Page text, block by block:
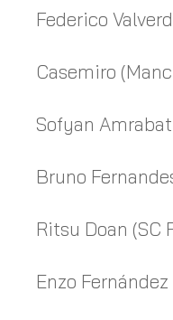
Federico
Casemiro
Sofyan
Bruno
Ritsu Doan (SC
Enzo